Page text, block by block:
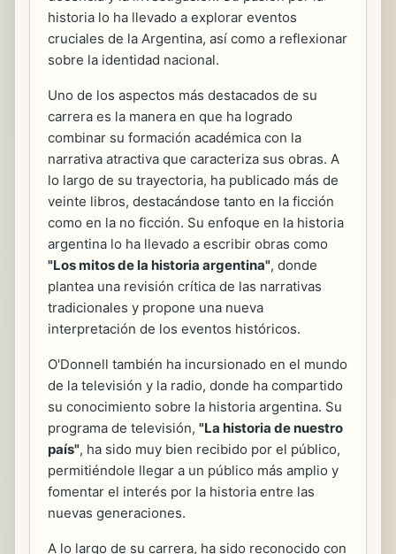
historia lo ha llevado a explorar eventos
cruciales de la Argentina, así como a reflexionar
sobre la identidad nacional.
Uno de los aspectos más destacados de su
carrera es la manera en que ha logrado
combinar su formación académica con la
narrativa atractiva que caracteriza sus obras. A
lo largo de su trayectoria, ha publicado más de
veinte libros, destacándose tanto en la ficción
como en la no ficción. Su enfoque en la historia
argentina lo ha llevado a escribir obras como
"Los mitos de la historia argentina", donde
plantea una revisión crítica de las narrativas
tradicionales y propone una nueva
interpretación de los eventos históricos.
O'Donnell también ha incursionado en el mundo
de la televisión y la radio, donde ha compartido
su conocimiento sobre la historia argentina. Su
programa de televisión, "La historia de nuestro
país", ha sido muy bien recibido por el público,
permitiéndole llegar a un público más amplio y
fomentar el interés por la historia entre las
nuevas generaciones.
A lo largo de su carrera, ha sido reconocido con